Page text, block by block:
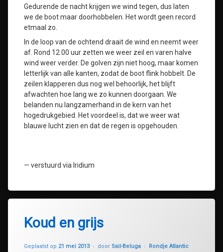
Gedurende de nacht krijgen we wind tegen, dus laten
we de boot maar doorhobbelen. Het wordt geen record
etmaal zo.
In de loop van de ochtend draait de wind en neemt weer
af. Rond 12.00 uur zetten we weer zeil en varen halve
wind weer verder. De golven zijn niet hoog, maar komen
letterlijk van alle kanten, zodat de boot flink hobbelt. De
zeilen klapperen dus nog wel behoorlijk, het blijft
afwachten hoe lang we zo kunnen doorgaan. We
belanden nu langzamerhand in de kern van het
hogedrukgebied. Het voordeel is, dat we weer wat
blauwe lucht zien en dat de regen is opgehouden.
— verstuurd via Iridium
Koud en grijs
Geplaatst op 21 mei 2013
Geüpdatet op 30 juli 2020
door Sail-Beluga Categorieën:
Rondje Atlantic